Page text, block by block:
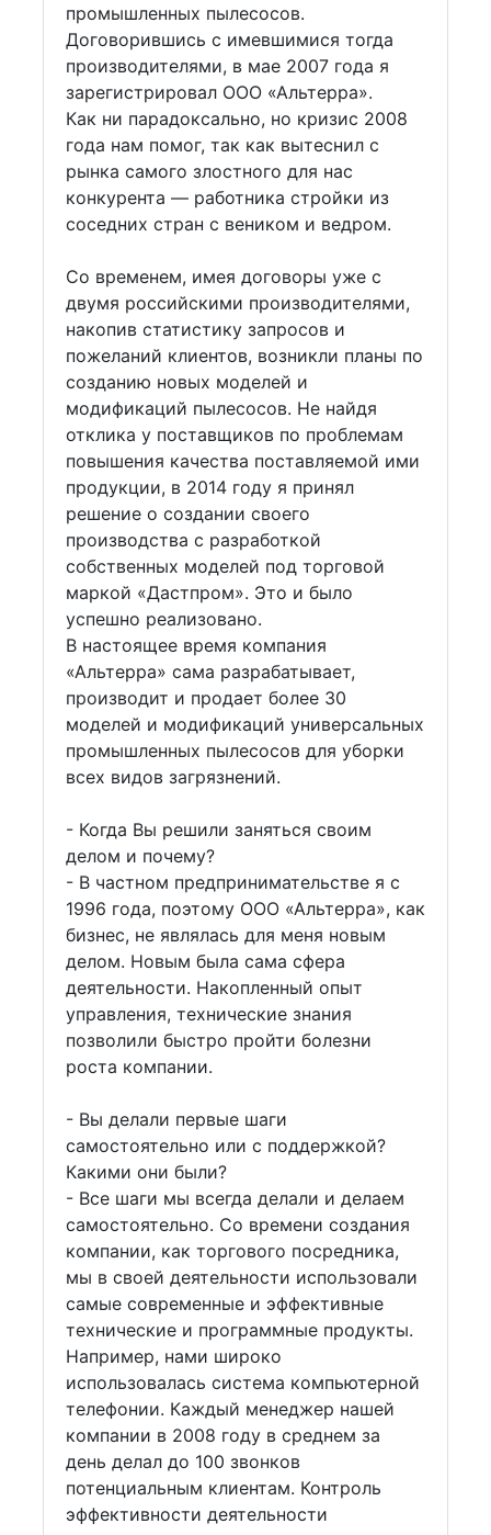
промышленных пылесосов.
Договорившись с имевшимися тогда
производителями, в мае 2007 года я
зарегистрировал ООО «Альтерра».
Как ни парадоксально, но кризис 2008
года нам помог, так как вытеснил с
рынка самого злостного для нас
конкурента — работника стройки из
соседних стран с веником и ведром.
Со временем, имея договоры уже с
двумя российскими производителями,
накопив статистику запросов и
пожеланий клиентов, возникли планы по
созданию новых моделей и
модификаций пылесосов. Не найдя
отклика у поставщиков по проблемам
повышения качества поставляемой ими
продукции, в 2014 году я принял
решение о создании своего
производства с разработкой
собственных моделей под торговой
маркой «Дастпром». Это и было
успешно реализовано.
В настоящее время компания
«Альтерра» сама разрабатывает,
производит и продает более 30
моделей и модификаций универсальных
промышленных пылесосов для уборки
всех видов загрязнений.
- Когда Вы решили заняться своим
делом и почему?
- В частном предпринимательстве я с
1996 года, поэтому ООО «Альтерра», как
бизнес, не являлась для меня новым
делом. Новым была сама сфера
деятельности. Накопленный опыт
управления, технические знания
позволили быстро пройти болезни
роста компании.
- Вы делали первые шаги
самостоятельно или с поддержкой?
Какими они были?
- Все шаги мы всегда делали и делаем
самостоятельно. Со времени создания
компании, как торгового посредника,
мы в своей деятельности использовали
самые современные и эффективные
технические и программные продукты.
Например, нами широко
использовалась система компьютерной
телефонии. Каждый менеджер нашей
компании в 2008 году в среднем за
день делал до 100 звонков
потенциальным клиентам. Контроль
эффективности деятельности